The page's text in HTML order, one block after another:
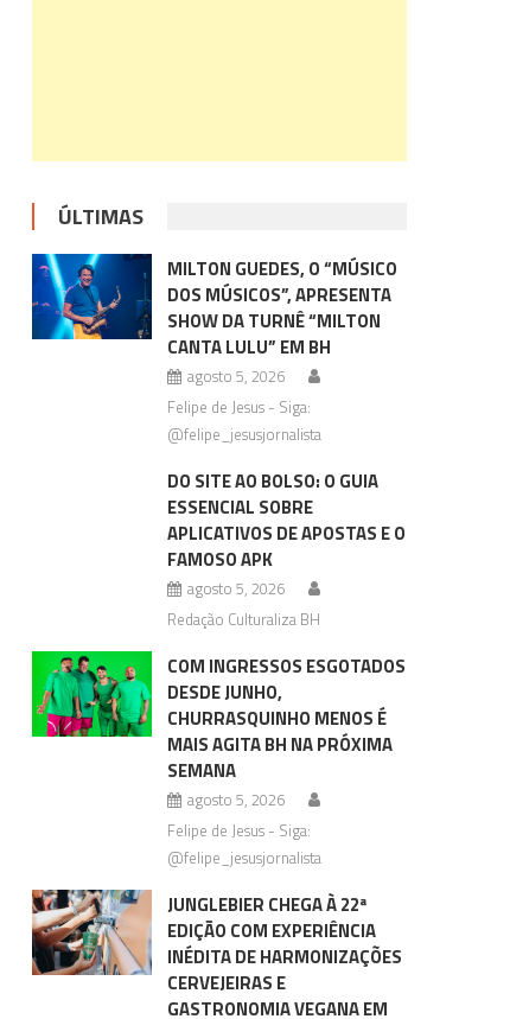
ÚLTIMAS
MILTON GUEDES, O “MÚSICO
DOS MÚSICOS”, APRESENTA
SHOW DA TURNÊ “MILTON
CANTA LULU” EM BH
agosto 5, 2026
Felipe de Jesus - Siga:
@felipe_jesusjornalista
DO SITE AO BOLSO: O GUIA
ESSENCIAL SOBRE
APLICATIVOS DE APOSTAS E O
FAMOSO APK
agosto 5, 2026
Redação Culturaliza BH
COM INGRESSOS ESGOTADOS
DESDE JUNHO,
CHURRASQUINHO MENOS É
MAIS AGITA BH NA PRÓXIMA
SEMANA
agosto 5, 2026
Felipe de Jesus - Siga:
@felipe_jesusjornalista
JUNGLEBIER CHEGA À 22ª
EDIÇÃO COM EXPERIÊNCIA
INÉDITA DE HARMONIZAÇÕES
CERVEJEIRAS E
GASTRONOMIA VEGANA EM